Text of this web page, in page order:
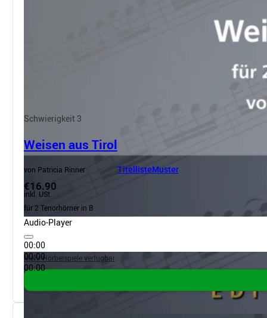
Schwierigkeit 3
Weisen aus Tirol
von Patricia Rinner TitellisteMuster
€16.90
inkl. USt.
für 2 Tenorhörner in B
Audio-Player
00:00
00:00
00:00
Mehr Hörbeispiele verfügbar